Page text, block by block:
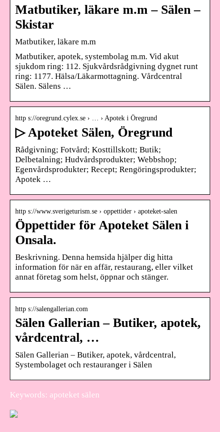
Matbutiker, läkare m.m – Sälen –
Skistar
Matbutiker, läkare m.m
Matbutiker, apotek, systembolag m.m. Vid akut
sjukdom ring: 112. Sjukvårdsrådgivning dygnet runt
ring: 1177. Hälsa/Läkarmottagning. Vårdcentral
Sälen. Sälens …
http s://oregrund.cylex.se › … › Apotek i Öregrund
▷ Apoteket Sälen, Öregrund
Rådgivning; Fotvård; Kosttillskott; Butik;
Delbetalning; Hudvårdsprodukter; Webbshop;
Egenvårdsprodukter; Recept; Rengöringsprodukter;
Apotek …
http s://www.sverigeturism.se › oppettider › apoteket-salen
Öppettider för Apoteket Sälen i
Onsala.
Beskrivning. Denna hemsida hjälper dig hitta
information för när en affär, restaurang, eller vilket
annat företag som helst, öppnar och stänger.
http s://salengallerian.com
Sälen Gallerian – Butiker, apotek,
vårdcentral, …
Sälen Gallerian – Butiker, apotek, vårdcentral,
Systembolaget och restauranger i Sälen
Keywords: apoteket sälen